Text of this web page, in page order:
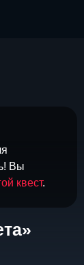
Вы
квест.